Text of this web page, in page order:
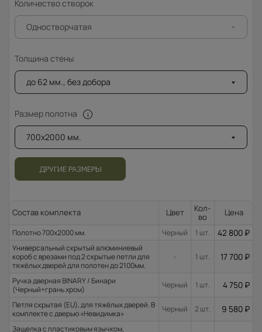
Количество створок
Одностворчатая
Толщина стены
до 62 мм., без добора
Размер полотна
700x2000 мм.
ДРУГИЕ РАЗМЕРЫ
Состав комплекта Цвет
Кол-
во
Цена
Полотно 700x2000 мм. Черный 1 шт. 42 800 ₽
Универсальный скрытый алюминиевый
короб с врезами под 2 скрытые петли для
тяжёлых дверей для полотен до 2100мм.
- 1 шт. 17 700 ₽
Ручка дверная BINARY / Бинари
(Черный+грань хром)
Черный 1 шт. 4 750 ₽
Петля скрытая (EU), для тяжёлых дверей. В
комплекте с дверью «Невидимка»
Черный 2 шт. 9 580 ₽
Защелка с пластиковым язычком,